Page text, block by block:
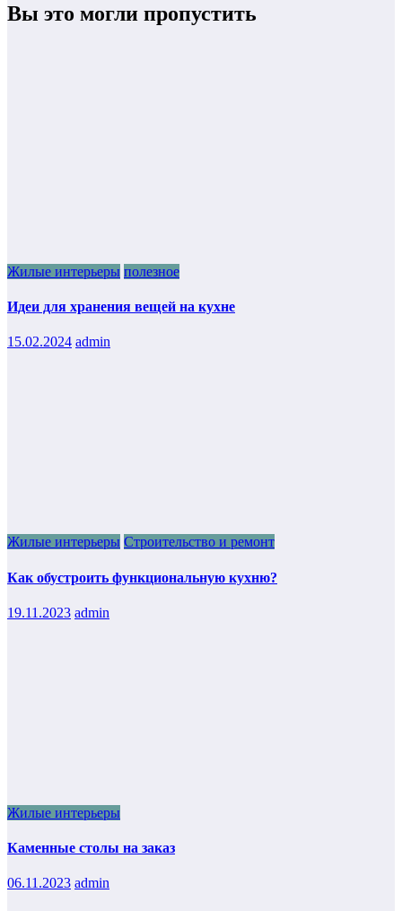
Вы это могли пропустить
Жилые интерьеры полезное
Идеи для хранения вещей на кухне
15.02.2024 admin
Жилые интерьеры Строительство и ремонт
Как обустроить функциональную кухню?
19.11.2023 admin
Жилые интерьеры
Каменные столы на заказ
06.11.2023 admin